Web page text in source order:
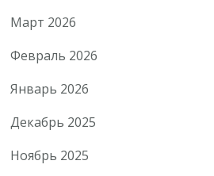
Март 2026
Февраль 2026
Январь 2026
Декабрь 2025
Ноябрь 2025